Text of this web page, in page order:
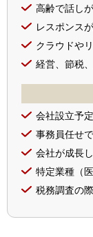
高齢で話し
レスポンス
クラウドや
経営、節税
会社設立予
事務員任せ
会社が成長
特定業種（
税務調査の